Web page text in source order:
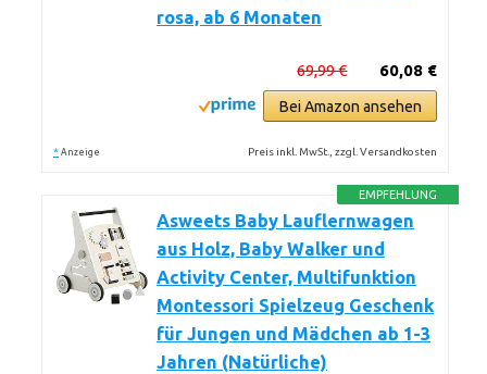
rosa, ab 6 Monaten
60,08 €
69,99 €
Bei Amazon ansehen
* Anzeige Preis inkl. MwSt., zzgl. Versandkosten
EMPFEHLUNG
Asweets Baby Lauflernwagen
aus Holz, Baby Walker und
Activity Center, Multifunktion
Montessori Spielzeug Geschenk
für Jungen und Mädchen ab 1-3
Jahren (Natürliche)